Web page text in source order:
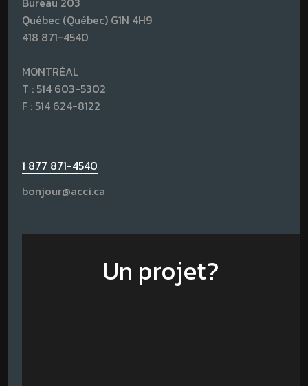
Québec (Québec) G1N 4H9
418 871-4540
MONTRÉAL
T : 514 603-5302
F : 514 624-8122
1 877 871-4540
bonjour@acci.ca
Un projet?